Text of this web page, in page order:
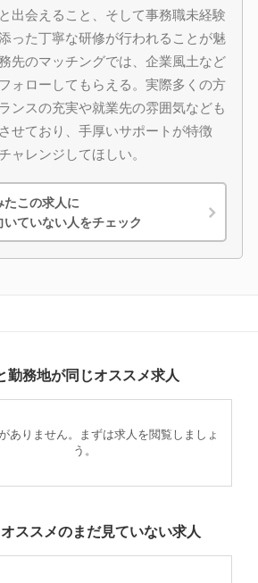
出会えること、そして事務職未経験
った丁寧な研修が行われることが魅
先のマッチングでは、企業風土など
ォローしてもらえる。実際多くの方
ンスの充実や就業先の雰囲気なども
せており、手厚いサポートが特徴
ャレンジしてほしい。
たこの求人に
ていない人をチェック
勤務地が同じオススメ求人
ありません。まずは求人を閲覧しましょ
う。
ススメのまだ見ていない求人